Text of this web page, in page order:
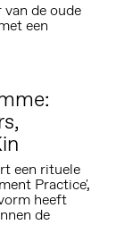
de oude
een
een rituele
Practice',
heeft
de